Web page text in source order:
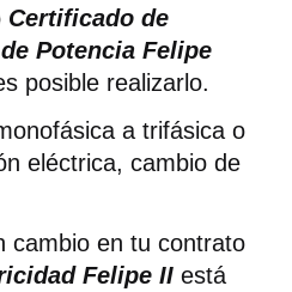
Certificado de
Potencia Felipe
posible realizarlo.
a trifásica o
eléctrica, cambio de
cambio en tu contrato
Felipe II está